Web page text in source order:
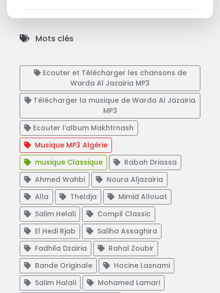
Mots clés
Ecouter et Télécharger les chansons de
Warda Al Jazairia MP3
Télécharger la musique de Warda Al Jazairia
MP3
Ecouter l'album Makhtrnash
Musique MP3 Algérie
musique Classique
Rabah Driassa
Ahmed Wahbi
Noura Aljazairia
Alla
Theldja
Mimid Allouat
Salim Helali
Compil Classic
El Hedi Rjab
Saliha Assaghira
Fadhila Dzairia
Rahal Zoubir
Bande Originale
Hocine Lasnami
Salim Halali
Mohamed Lamari